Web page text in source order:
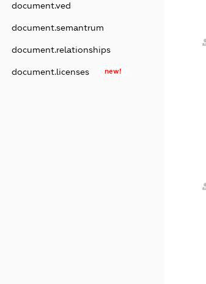
document.ved
document.semantrum
document.relationships
document.licenses new!